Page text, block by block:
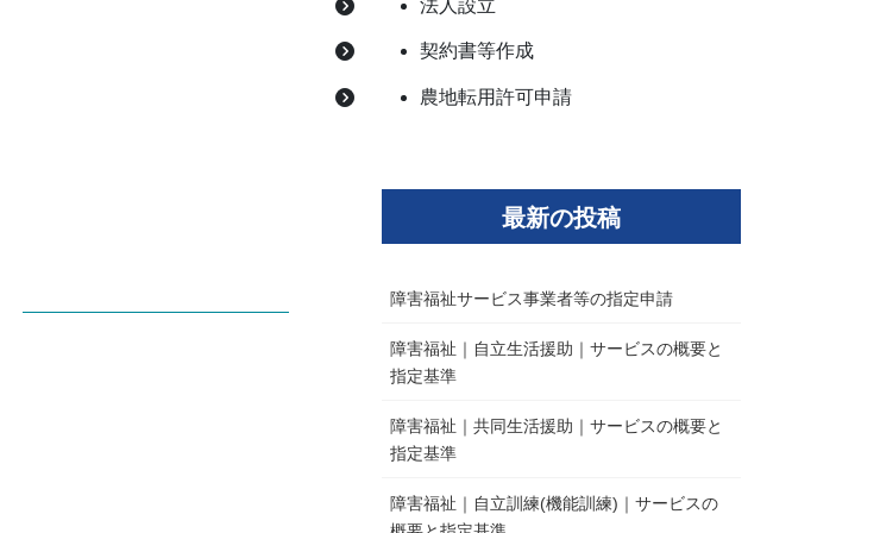
法人設立
契約書等作成
農地転用許可申請
最新の投稿
障害福祉サービス事業者等の指定申請
障害福祉｜自立生活援助｜サービスの概要と
指定基準
障害福祉｜共同生活援助｜サービスの概要と
指定基準
障害福祉｜自立訓練(機能訓練)｜サービスの